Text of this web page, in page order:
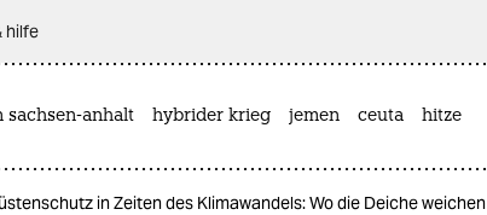
hilfe
sachsen-anhalt hybrider krieg jemen ceuta hitze
in Zeiten des Klimawandels: Wo die Deiche weichen